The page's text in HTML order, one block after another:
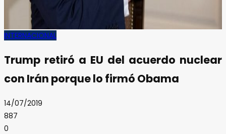
INTERNACIONAL
Trump retiró a EU del acuerdo nuclear
con Irán porque lo firmó Obama
14/07/2019
887
0